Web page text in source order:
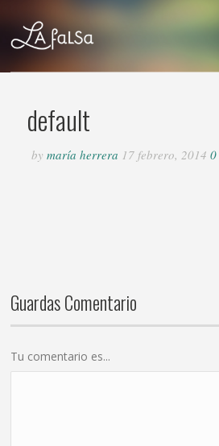
default
bymaría herrera 17 febrero, 2014
Guardas Comentario
Tu comentario es...